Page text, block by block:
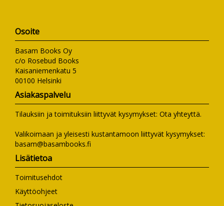
Osoite
Basam Books Oy
c/o Rosebud Books
Kaisaniemenkatu 5
00100 Helsinki
Asiakaspalvelu
Tilauksiin ja toimituksiin liittyvät kysymykset: Ota yhteyttä.
Valikoimaan ja yleisesti kustantamoon liittyvät kysymykset:
basam@basambooks.fi
Lisätietoa
Toimitusehdot
Käyttöohjeet